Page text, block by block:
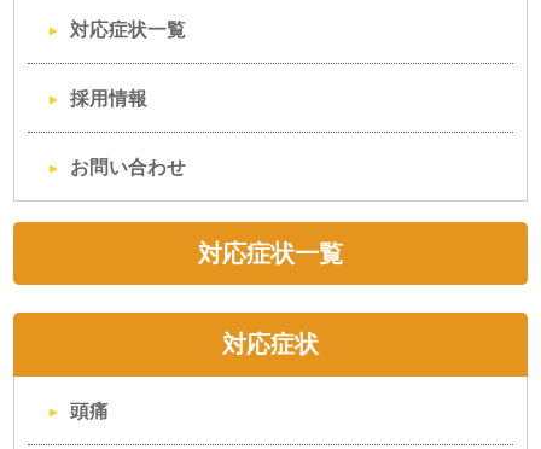
対応症状一覧
採用情報
お問い合わせ
対応症状一覧
対応症状
頭痛